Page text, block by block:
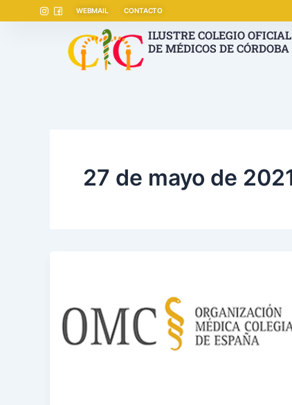
WEBMAIL CONTACTO
ILUSTRE COLEGIO OFICIAL
DE MÉDICOS DE CÓRDOBA
27 de mayo de